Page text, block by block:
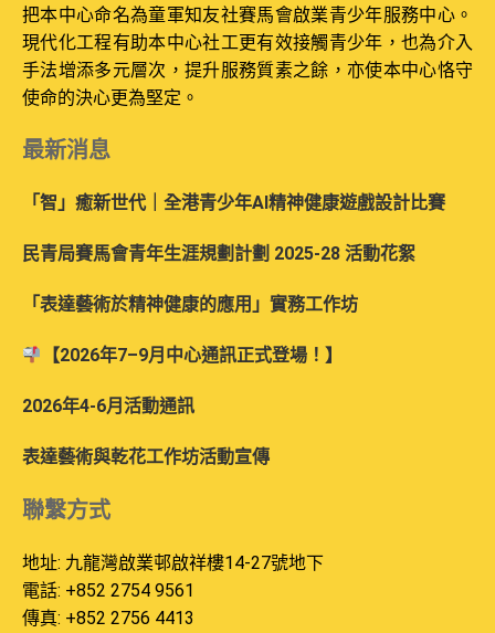
把本中心命名為童軍知友社賽馬會啟業青少年服務中心。
現代化工程有助本中心社工更有效接觸青少年，也為介入
手法增添多元層次，提升服務質素之餘，亦使本中心恪守
使命的決心更為堅定。
最新消息
「智」癒新世代｜全港青少年AI精神健康遊戲設計比賽
民青局賽馬會青年生涯規劃計劃 2025-28 活動花絮
「表達藝術於精神健康的應用」實務工作坊
【2026年7–9月中心通訊正式登場！】
2026年4-6月活動通訊
表達藝術與乾花工作坊活動宣傳
聯繫方式
地址: 九龍灣啟業邨啟祥樓14-27號地下
電話: +852 2754 9561
傳真: +852 2756 4413